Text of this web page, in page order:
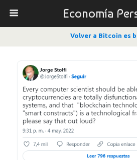
Economía
Volver a Bitcoin es